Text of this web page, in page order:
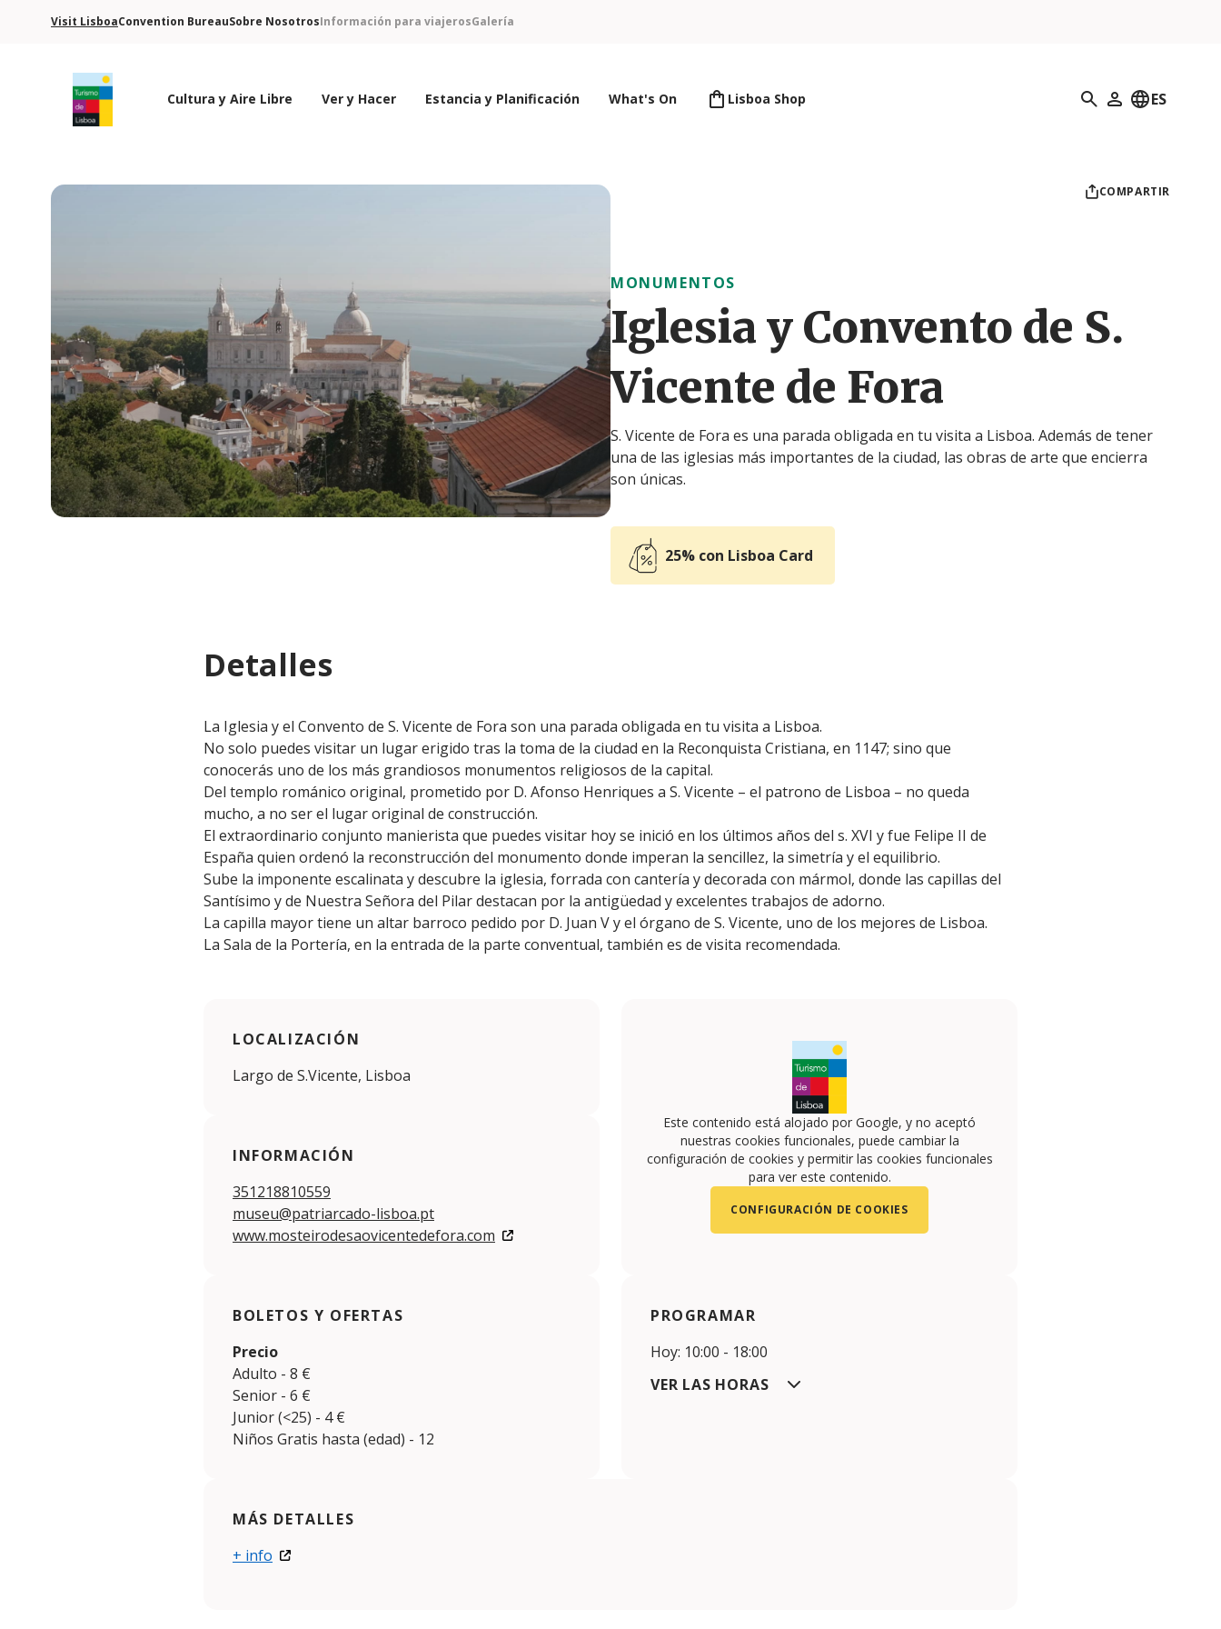
Visit LisboaConvention BureauSobre NosotrosInformación para viajerosGalería
Cultura y Aire Libre Ver y Hacer Estancia y Planificación What's On Lisboa Shop Búsqueda
Mi perfil
ES
COMPARTIR
MONUMENTOS
Iglesia y Convento de S.
Vicente de Fora
S. Vicente de Fora es una parada obligada en tu visita a Lisboa. Además de tener
una de las iglesias más importantes de la ciudad, las obras de arte que encierra
son únicas.
25% con Lisboa Card
Detalles
La Iglesia y el Convento de S. Vicente de Fora son una parada obligada en tu visita a Lisboa.
No solo puedes visitar un lugar erigido tras la toma de la ciudad en la Reconquista Cristiana, en 1147; sino que
conocerás uno de los más grandiosos monumentos religiosos de la capital.
Del templo románico original, prometido por D. Afonso Henriques a S. Vicente – el patrono de Lisboa – no queda
mucho, a no ser el lugar original de construcción.
El extraordinario conjunto manierista que puedes visitar hoy se inició en los últimos años del s. XVI y fue Felipe II de
España quien ordenó la reconstrucción del monumento donde imperan la sencillez, la simetría y el equilibrio.
Sube la imponente escalinata y descubre la iglesia, forrada con cantería y decorada con mármol, donde las capillas del
Santísimo y de Nuestra Señora del Pilar destacan por la antigüedad y excelentes trabajos de adorno.
La capilla mayor tiene un altar barroco pedido por D. Juan V y el órgano de S. Vicente, uno de los mejores de Lisboa.
La Sala de la Portería, en la entrada de la parte conventual, también es de visita recomendada.
LOCALIZACIÓN
Largo de S.Vicente, Lisboa
INFORMACIÓN
351218810559
museu@patriarcado-lisboa.pt
www.mosteirodesaovicentedefora.com
Este contenido está alojado por Google, y no aceptó
nuestras cookies funcionales, puede cambiar la
configuración de cookies y permitir las cookies funcionales
para ver este contenido.
CONFIGURACIÓN DE COOKIES
BOLETOS Y OFERTAS
Precio
Adulto - 8 €
Senior - 6 €
Junior (<25) - 4 €
Niños Gratis hasta (edad) - 12
PROGRAMAR
Hoy: 10:00 - 18:00
VER LAS HORAS
MÁS DETALLES
+ info